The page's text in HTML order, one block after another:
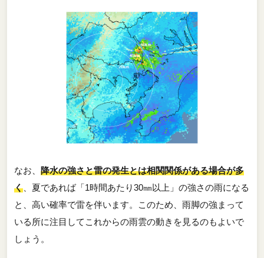
なお、 降水の強さと雷の発生とは相関関係がある場合が多
く、夏であれば「1時間あたり30㎜以上」の強さの雨になる
と、高い確率で雷を伴います。このため、雨脚の強まって
いる所に注目してこれからの雨雲の動きを見るのもよいで
しょう。